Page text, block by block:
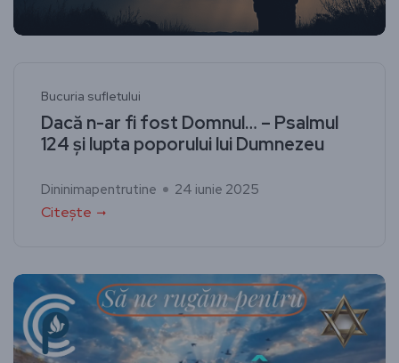
Bucuria sufletului
Dacă n-ar fi fost Domnul… – Psalmul
124 și lupta poporului lui Dumnezeu
Dininimapentrutine 24 iunie 2025
Citește